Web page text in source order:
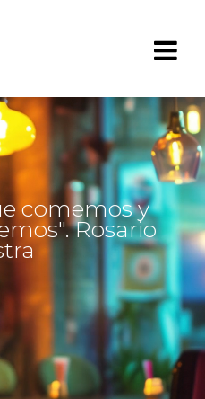
comemos y
Rosario